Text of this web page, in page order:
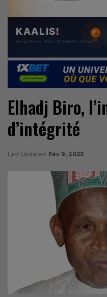
Elhadj Biro,
d’intégrité
Last Updated Fév 9, 2025